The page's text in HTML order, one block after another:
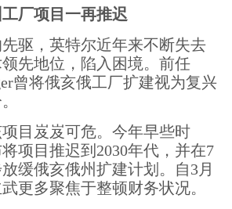
厂项目一再推迟
驱，英特尔近年来不断失去
先地位，陷入困境。前任
曾将俄亥俄工厂扩建视为复兴
目岌岌可危。今年早些时
项目推迟到2030年代，并在7
缓俄亥俄州扩建计划。自3月
更多聚焦于整顿财务状况。